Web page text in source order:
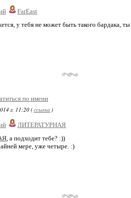
FarEast
у тебя не может быть такого бардака,
по имени
г. 11:20 (ссылка )
ЛИТЕРАТУРНАЯ
, а подходит тебе? :))
мере, уже четыре. :)